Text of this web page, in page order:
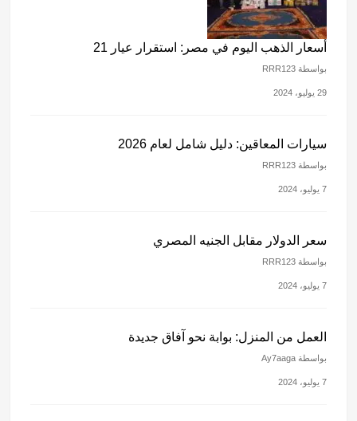
أسعار الذهب اليوم في مصر: استقرار عيار 21
بواسطة RRR123
29 يوليو، 2024
سيارات المعاقين: دليل شامل لعام 2026
بواسطة RRR123
7 يوليو، 2024
سعر الدولار مقابل الجنيه المصري
بواسطة RRR123
7 يوليو، 2024
العمل من المنزل: بوابة نحو آفاق جديدة
بواسطة Ay7aaga
7 يوليو، 2024